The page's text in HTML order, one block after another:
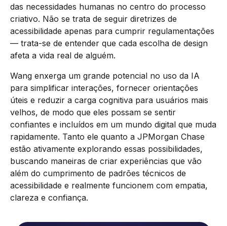
das necessidades humanas no centro do processo
criativo. Não se trata de seguir diretrizes de
acessibilidade apenas para cumprir regulamentações
— trata-se de entender que cada escolha de design
afeta a vida real de alguém.
Wang enxerga um grande potencial no uso da IA
para simplificar interações, fornecer orientações
úteis e reduzir a carga cognitiva para usuários mais
velhos, de modo que eles possam se sentir
confiantes e incluídos em um mundo digital que muda
rapidamente. Tanto ele quanto a JPMorgan Chase
estão ativamente explorando essas possibilidades,
buscando maneiras de criar experiências que vão
além do cumprimento de padrões técnicos de
acessibilidade e realmente funcionem com empatia,
clareza e confiança.